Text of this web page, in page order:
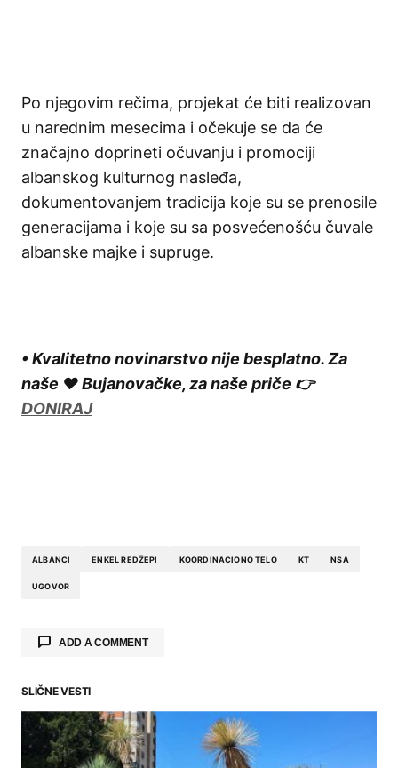
Po njegovim rečima, projekat će biti realizovan
u narednim mesecima i očekuje se da će
značajno doprineti očuvanju i promociji
albanskog kulturnog nasleđa,
dokumentovanjem tradicija koje su se prenosile
generacijama i koje su sa posvećenošću čuvale
albanske majke i supruge.
• Kvalitetno novinarstvo nije besplatno. Za
naše ❤️ Bujanovačke, za naše priče 👉
DONIRAJ
ALBANCI ENKEL REDŽEPI KOORDINACIONO TELO KT NSA
UGOVOR
ADD A COMMENT
Your email address will not be published.
Required fields are marked*
SLIČNE VESTI